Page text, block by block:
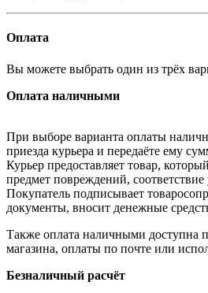
Оплата
Вы можете выбрать один из трёх
Оплата наличными
При выборе варианта оплаты
приезда курьера и передаёте ему
Курьер предоставляет товар,
предмет повреждений,
Покупатель подписывает
документы, вносит денежные
Также оплата наличными доступна
магазина, оплаты по почте или
Безналичный расчёт